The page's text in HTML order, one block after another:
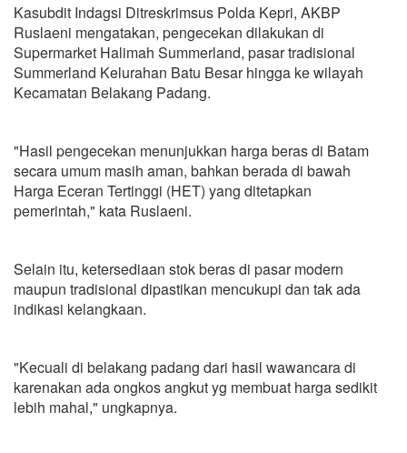
Kasubdit Indagsi Ditreskrimsus Polda Kepri, AKBP
Ruslaeni mengatakan, pengecekan dilakukan di
Supermarket Halimah Summerland, pasar tradisional
Summerland Kelurahan Batu Besar hingga ke wilayah
Kecamatan Belakang Padang.
"Hasil pengecekan menunjukkan harga beras di Batam
secara umum masih aman, bahkan berada di bawah
Harga Eceran Tertinggi (HET) yang ditetapkan
pemerintah," kata Ruslaeni.
Selain itu, ketersediaan stok beras di pasar modern
maupun tradisional dipastikan mencukupi dan tak ada
indikasi kelangkaan.
"Kecuali di belakang padang dari hasil wawancara di
karenakan ada ongkos angkut yg membuat harga sedikit
lebih mahal," ungkapnya.